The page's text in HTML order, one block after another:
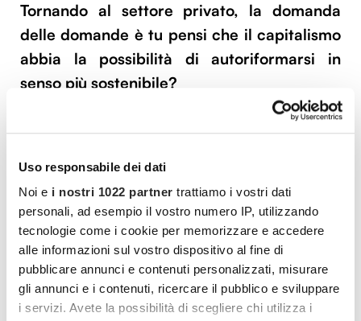
Uso responsabile dei dati
Noi e i nostri 1022 partner trattiamo i vostri dati
personali, ad esempio il vostro numero IP, utilizzando
tecnologie come i cookie per memorizzare e accedere
alle informazioni sul vostro dispositivo al fine di
pubblicare annunci e contenuti personalizzati, misurare
gli annunci e i contenuti, ricercare il pubblico e sviluppare
i servizi. Avete la possibilità di scegliere chi utilizza i
Tornando al settore privato, la domanda
delle domande è tu pensi che il capitalismo
abbia la possibilità di autoriformarsi in
senso più sostenibile?
Lo Stato ha un ruolo nello spingere il
meccanismi di mercato non lo spingono in
quella desiderata. Un esempio tipico è
l’economia verde. Lasciato al suo corso, non
credo che il capitalismo si muoverebbe in
quella direzione per conto suo: un aiutino da
parte dello Stato è necessario. Il sistema dei
prezzi non è in grado di interiorizzare i danni